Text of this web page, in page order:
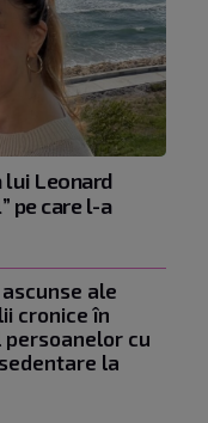
lui Leonard
pe care l-a
ascunse ale
cronice în
persoanelor cu
la